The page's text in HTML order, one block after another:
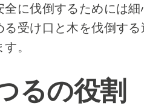
全に伐倒するためには
る受け口と木を伐倒す
す。
るの役割